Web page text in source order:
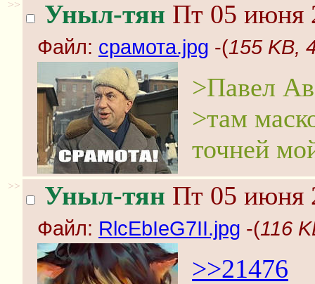
>> Уныл-тян Пт 05 июня
Файл: срамота.jpg -(155 KB,
>Павел
>там
точней
>> Уныл-тян Пт 05 июня
Файл: RlcEbIeG7II.jpg -(116
>>21476